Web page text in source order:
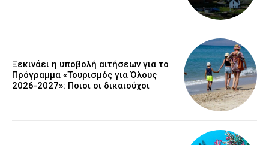
Ξεκινάει η υποβολή αιτήσεων για το
Πρόγραμμα «Τουρισμός για Όλους
2026-2027»: Ποιοι οι δικαιούχοι